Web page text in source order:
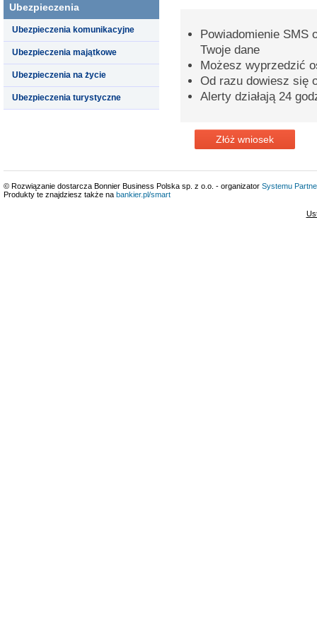
Ubezpieczenia
Ubezpieczenia komunikacyjne
Ubezpieczenia majątkowe
Ubezpieczenia na życie
Ubezpieczenia turystyczne
Powiadomienie SMS
Twoje dane
Możesz wyprzedzić
Od razu dowiesz się
Alerty działają 24
Złóż wniosek
© Rozwiązanie dostarcza Bonnier Business Polska sp. z o.o. - organizator Systemu
Produkty te znajdziesz także na bankier.pl/smart